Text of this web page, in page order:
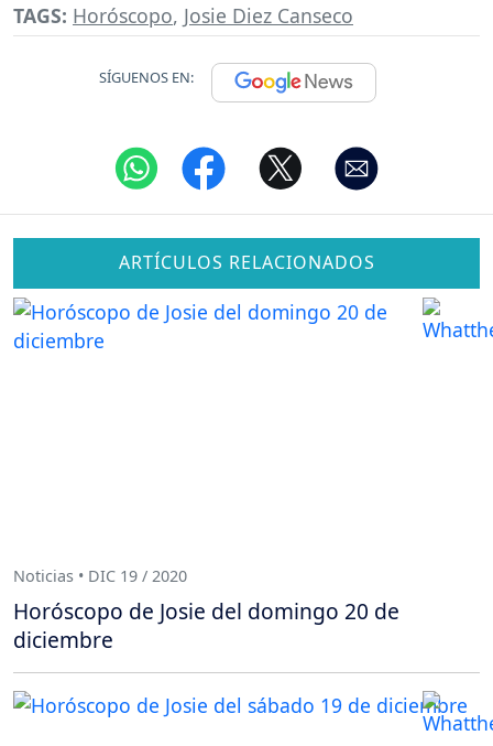
TAGS: Horóscopo, Josie Diez Canseco
SÍGUENOS EN:
ARTÍCULOS RELACIONADOS
Noticias • DIC 19 / 2020
Horóscopo de Josie del domingo 20 de
diciembre